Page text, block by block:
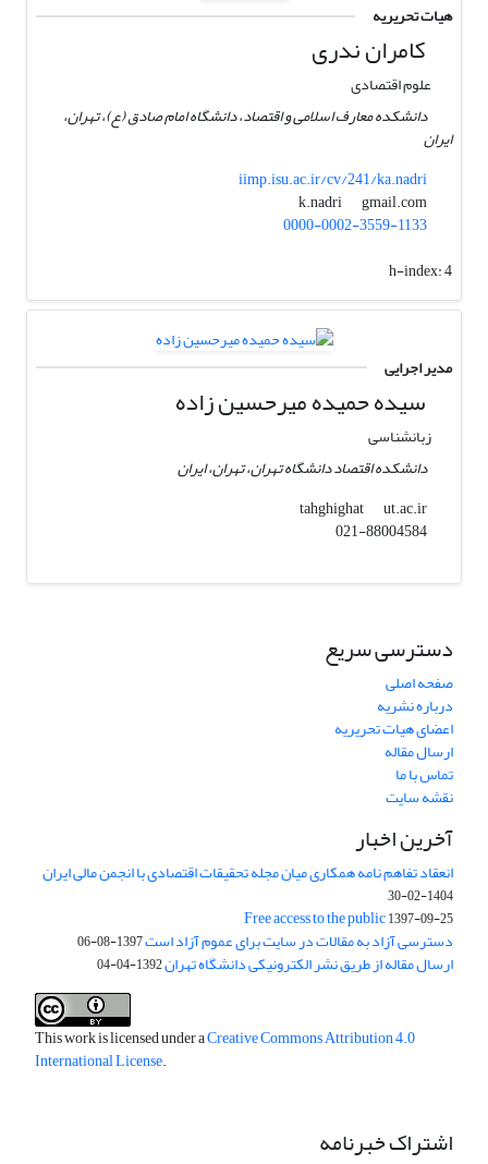
هیات تحریریه
کامران ندری
علوم اقتصادی
دانشکده معارف اسلامی و اقتصاد، دانشگاه امام صادق (ع)، تهران،
ایران
iimp.isu.ac.ir/cv/241/ka.nadri
k.nadri
gmail.com
0000-0002-3559-1133
h-index:4
مدیر اجرایی
سیده حمیده میرحسین زاده
زبانشناسی
دانشکده اقتصاد دانشگاه تهران، تهران، ایران
tahghighat
ut.ac.ir
021-88004584
دسترسی سریع
صفحه اصلی
درباره نشریه
اعضای هیات تحریریه
ارسال مقاله
تماس با ما
نقشه سایت
آخرین اخبار
انعقاد تفاهم نامه همکاری میان مجله تحقیقات اقتصادی با انجمن مالی ایران
1404-02-30
Free access to the public1397-09-25
دسترسی آزاد به مقالات در سایت برای عموم آزاد است1397-08-06
ارسال مقاله از طریق نشر الکترونیکی دانشگاه تهران1392-04-04
This work is licensed under aCreative Commons Attribution 4.0
International License.
اشتراک خبرنامه